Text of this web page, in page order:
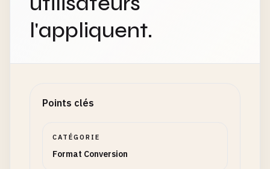
l'appliquent.
Points clés
CATÉGORIE
Format Conversion